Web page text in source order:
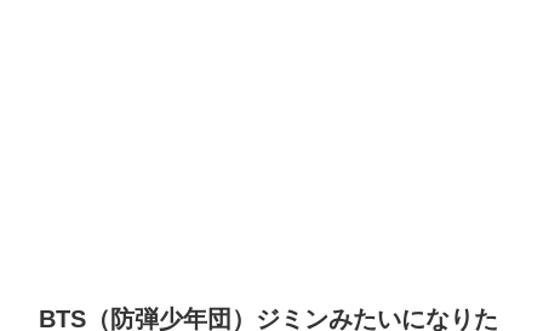
BTS（防弾少年団）ジミンみたいになりた